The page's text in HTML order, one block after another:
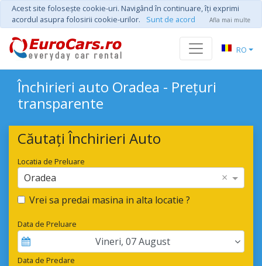
Acest site foloseşte cookie-uri. Navigând în continuare, îţi exprimi
acordul asupra folosirii cookie-urilor.
Sunt de acord Afla mai multe
RO
Închirieri auto Oradea - Prețuri
transparente
Căutați Închirieri Auto
Locatia de Preluare
Oradea ×
Vrei sa predai masina in alta locatie ?
Data de Preluare
Vineri, 07 August
Data de Predare